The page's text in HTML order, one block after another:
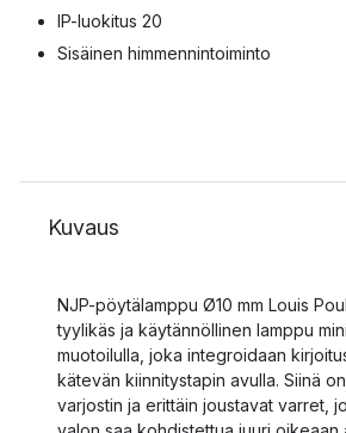
IP-luokitus 20
Sisäinen himmennintoiminto
Kuvaus
NJP-pöytälamppu Ø10 mm Louis
tyylikäs ja käytännöllinen lamppu
muotoilulla, joka integroidaan
kätevän kiinnitystapin avulla. Siinä
varjostin ja erittäin joustavat varret,